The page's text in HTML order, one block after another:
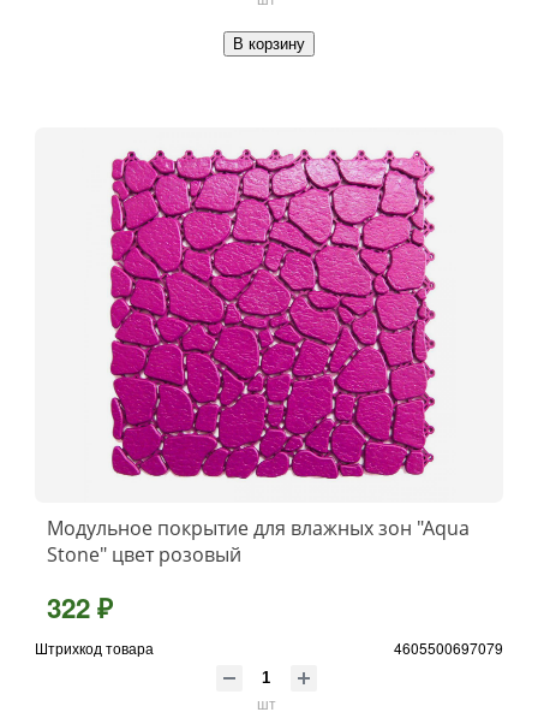
В корзину
Модульное покрытие для влажных зон "Aqua
Stone" цвет розовый
322 ₽
Штрихкод товара 4605500697079
шт